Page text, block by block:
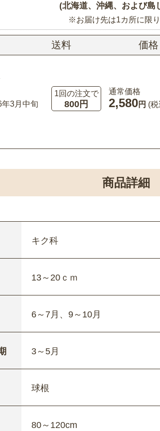
(北海道、沖縄、および島
※お届け先は1カ所に限り
送料 価格
3月中旬
1回の注文で
800円
通常価格
2,580円 (
商品詳細
キク科
13～20ｃｍ
6～7月、9～10月
3～5月
球根
80～120cm